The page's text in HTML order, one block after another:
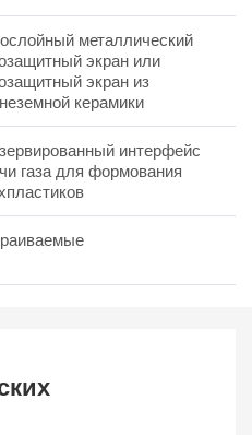
металлический
экран или
экран из
керамики
интерфейс
газа для формования